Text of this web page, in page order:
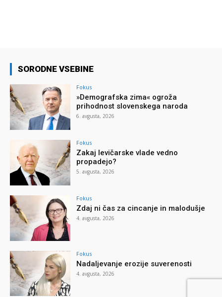
SORODNE VSEBINE
Fokus
»Demografska zima« ogroža
prihodnost slovenskega naroda
6. avgusta, 2026
Fokus
Zakaj levičarske vlade vedno
propadejo?
5. avgusta, 2026
Fokus
Zdaj ni čas za cincanje in malodušje
4. avgusta, 2026
Fokus
Nadaljevanje erozije suverenosti
4. avgusta, 2026